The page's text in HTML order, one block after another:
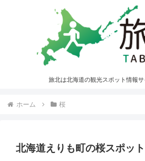
旅北は北海道の観光スポット情報サ
ホーム 桜
北海道えりも町の桜スポッ